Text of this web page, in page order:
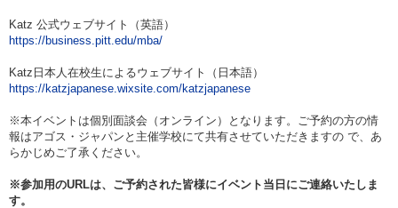
Katz 公式ウェブサイト（英語）
https://business.pitt.edu/mba/
Katz日本人在校生によるウェブサイト（日本語）
https://katzjapanese.wixsite.com/katzjapanese
※本イベントは個別面談会（オンライン）となります。ご予約の方の情
報はアゴス・ジャパンと主催学校にて共有させていただきますの で、あ
らかじめご了承ください。
※参加用のURLは、ご予約された皆様にイベント当日にご連絡いたしま
す。